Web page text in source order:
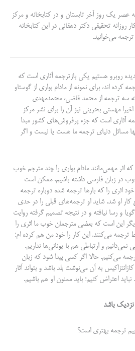
یک روز آخر تابستان و در کتابخانه و مرکز
روزانه تحقیقی دکتر دهقانی در این کتابخانه
می‌خوانید.
پدیده روبرو هستیم یکی بازترجمه آثاری است که
اند، برای نمونه از مادام بواری از گوستاو
سه ترجمه از محمد قاضی، محمدمهدی
مهستی بحرینی نیز آن را برای نشر مرکز
آثاری است که جزء پرفروش‌های کشور مبدا
مسائل دنیای ترجمه ما هست یا نیست و اگر
اثر مهمی‌مانند مادام بواری را چند مترجم خوب
در زبان فارسی داشته باشیم. ممکن است
را که بارها ترجمه شده دوباره ترجمه
کار او شد. شاید او ترجمه‌های قبلی را در حدی
و رسا نیافته و در نتیجه تصمیم گرفته روایت
دیگر این است که بعضی مترجمان خوب ما اثری را
ترجمه می‌کنند. این کار را خود من هم کرده ام؛
نمی‌دانیم و ارتباطی هم با یونانی‌­ها نداریم.
می‌کنیم. حالا اگر کسی پیدا شود که زبان
به آن می‌نوشت بلد باشد و بتواند آثار
نباید اعتراض کنیم؛ باید ممنون او هم باشیم.
نزدیک باشد
ترجمه بهتری است؟